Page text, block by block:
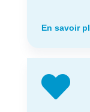
En savoir